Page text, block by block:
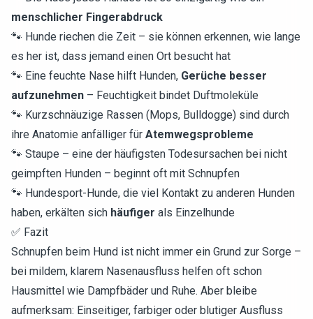
menschlicher Fingerabdruck
🐾 Hunde riechen die Zeit – sie können erkennen, wie lange
es her ist, dass jemand einen Ort besucht hat
🐾 Eine feuchte Nase hilft Hunden, Gerüche besser
aufzunehmen – Feuchtigkeit bindet Duftmoleküle
🐾 Kurzschnäuzige Rassen (Mops, Bulldogge) sind durch
ihre Anatomie anfälliger für Atemwegsprobleme
🐾 Staupe – eine der häufigsten Todesursachen bei nicht
geimpften Hunden – beginnt oft mit Schnupfen
🐾 Hundesport-Hunde, die viel Kontakt zu anderen Hunden
haben, erkälten sich häufiger als Einzelhunde
✅ Fazit
Schnupfen beim Hund ist nicht immer ein Grund zur Sorge –
bei mildem, klarem Nasenausfluss helfen oft schon
Hausmittel wie Dampfbäder und Ruhe. Aber bleibe
aufmerksam: Einseitiger, farbiger oder blutiger Ausfluss